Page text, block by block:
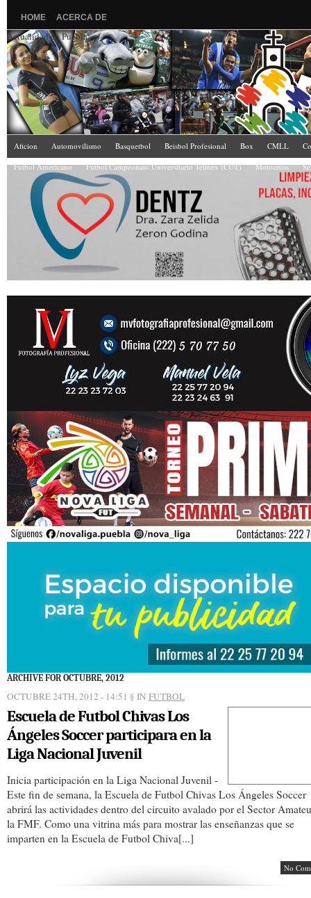
HOME ACERCA DE
Actualidad en Puebla
Aficion Automovilismo Basquetbol Beisbol Profesional Box CMLL
Futbol Americano
Fútbol Campeonato Universitario Telmex (CUT) Motocross
ARCHIVE FOR OCTUBRE, 2012
OCTUBRE 24TH, 2012 - 14:51 § IN FUTBOL
Escuela de Futbol Chivas Los
Ángeles Soccer participara en la
Liga Nacional Juvenil
Inicia participación en la Liga Nacional Juvenil -
Este fin de semana, la Escuela de Futbol Chivas Los Ángeles Soccer
abrirá las actividades dentro del circuito avalado por el Sector
la FMF. Como una vitrina más para mostrar las enseñanzas que se
imparten en la Escuela de Futbol Chiva[...]
No